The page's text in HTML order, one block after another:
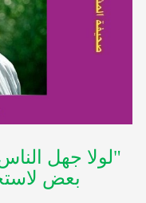
"لولا جهل
بعض